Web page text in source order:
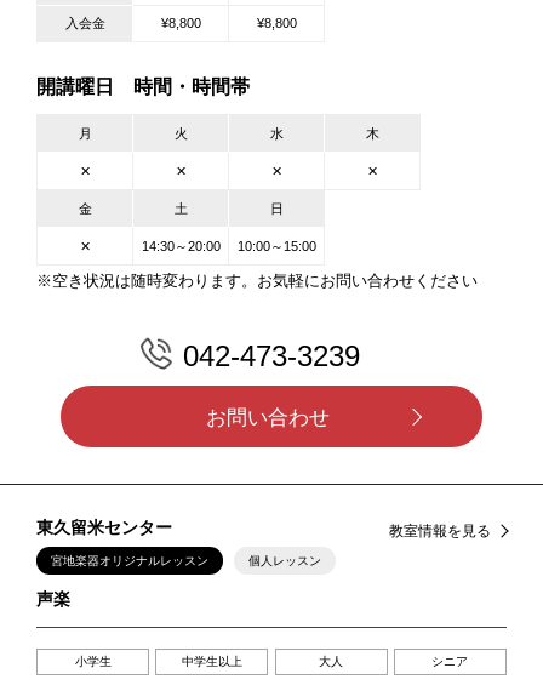
入会金 ¥8,800 ¥8,800
開講曜日 時間・時間帯
月 火 水 木
✕ ✕ ✕ ✕
金 土 日
✕ 14:30～20:00 10:00～15:00
※空き状況は随時変わります。お気軽にお問い合わせください
042-473-3239
お問い合わせ
東久留米センター 教室情報を見る
宮地楽器オリジナルレッスン 個人レッスン
声楽
小学生 中学生以上 大人 シニア